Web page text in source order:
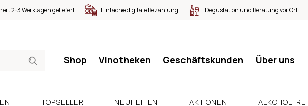
2-3 Werktagen geliefert Einfache digitale Bezahlung Degustation und Beratung vor Ort
Shop Vinotheken Geschäftskunden Über uns
TOPSELLER NEUHEITEN AKTIONEN ALKOHOLFREI